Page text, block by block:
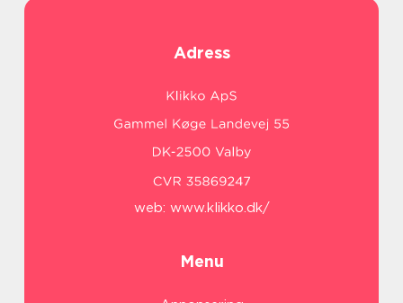
Adress
web: www.klikko.dk/
Menu